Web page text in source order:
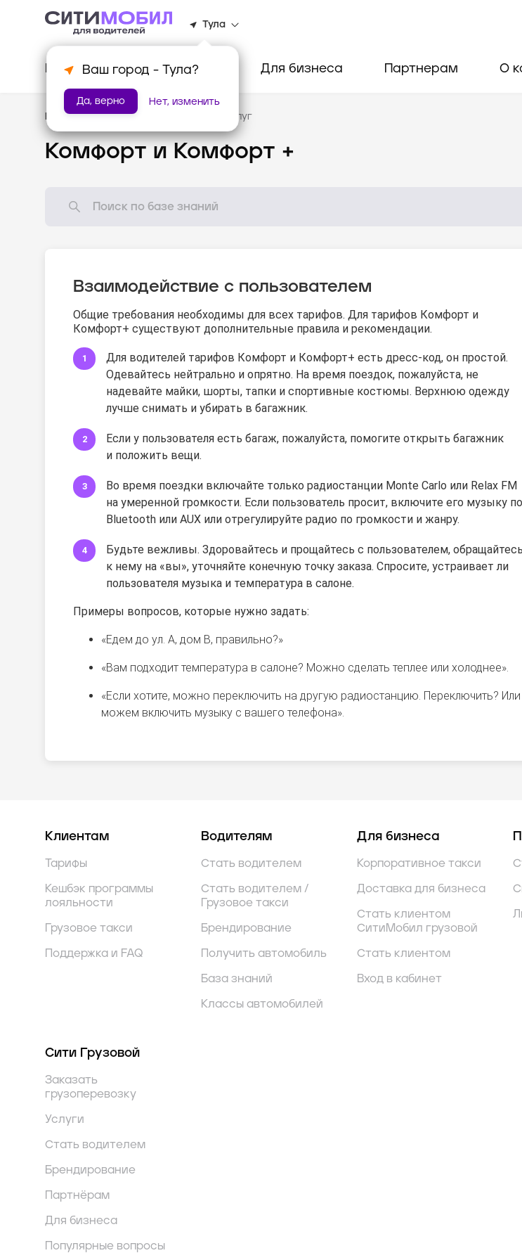
Тула
Ваш город - Тула?
Да, верно Нет, изменить
Клиентам Водителям Для бизнеса Партнерам О
База знаний /Стандарты оказания услуг
Комфорт и Комфорт +
Взаимодействие с пользователем
Общие требования необходимы для всех тарифов. Для тарифов Комфорт и
Комфорт+ существуют дополнительные правила и рекомендации.
Для водителей тарифов Комфорт и Комфорт+ есть дресс-код, он простой.
Одевайтесь нейтрально и опрятно. На время поездок, пожалуйста, не
надевайте майки, шорты, тапки и спортивные костюмы. Верхнюю одежду
лучше снимать и убирать в багажник.
Если у пользователя есть багаж, пожалуйста, помогите открыть багажник
и положить вещи.
Во время поездки включайте только радиостанции Monte Carlo или Relax FM
на умеренной громкости. Если пользователь просит, включите его музыку по
Bluetooth или AUX или отрегулируйте радио по громкости и жанру.
Будьте вежливы. Здоровайтесь и прощайтесь с пользователем, обращайтесь
к нему на «вы», уточняйте конечную точку заказа. Спросите, устраивает ли
пользователя музыка и температура в салоне.
Примеры вопросов, которые нужно задать:
«Едем до ул. А, дом В, правильно?»
«Вам подходит температура в салоне? Можно сделать теплее или холоднее».
«Если хотите, можно переключить на другую радиостанцию. Переключить? Или
можем включить музыку с вашего телефона».
Клиентам
Тарифы
Кешбэк программы
лояльности
Грузовое такси
Поддержка и FAQ
Водителям
Стать водителем
Стать водителем /
Грузовое такси
Брендирование
Получить автомобиль
База знаний
Классы автомобилей
Для бизнеса
Корпоративное такси
Доставка для бизнеса
Стать клиентом
СитиМобил грузовой
Стать клиентом
Вход в кабинет
Сити Грузовой
Заказать
грузоперевозку
Услуги
Стать водителем
Брендирование
Партнёрам
Для бизнеса
Популярные вопросы